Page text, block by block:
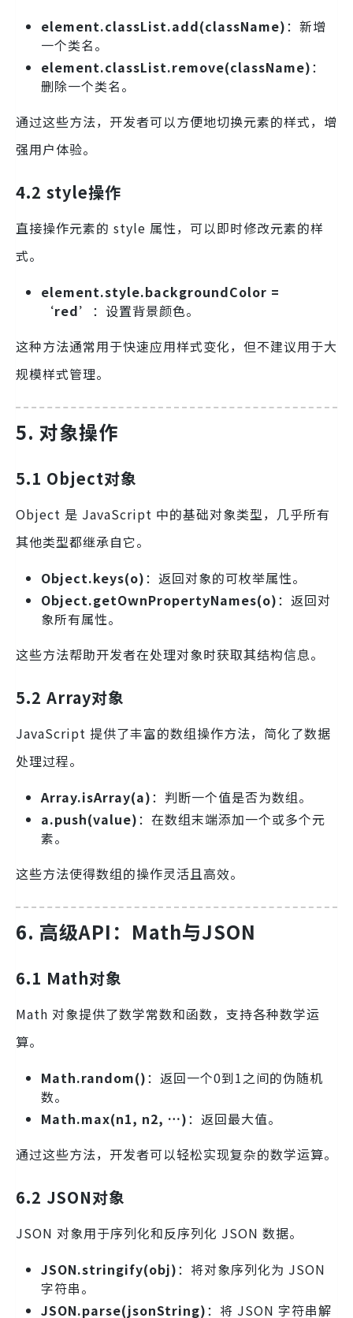
element.classList.add(className)：新增
一个类名。
element.classList.remove(className)：
删除一个类名。
通过这些方法，开发者可以方便地切换元素的样式，增
强用户体验。
4.2 style操作
直接操作元素的 style 属性，可以即时修改元素的样
式。
element.style.backgroundColor =
‘red’ ：设置背景颜色。
这种方法通常用于快速应用样式变化，但不建议用于大
规模样式管理。
5. 对象操作
5.1 Object对象
Object 是 JavaScript 中的基础对象类型，几乎所有
其他类型都继承自它。
Object.keys(o)：返回对象的可枚举属性。
Object.getOwnPropertyNames(o)：返回对
象所有属性。
这些方法帮助开发者在处理对象时获取其结构信息。
5.2 Array对象
JavaScript 提供了丰富的数组操作方法，简化了数据
处理过程。
Array.isArray(a)：判断一个值是否为数组。
a.push(value)：在数组末端添加一个或多个元
素。
这些方法使得数组的操作灵活且高效。
6. 高级API：Math与JSON
6.1 Math对象
Math 对象提供了数学常数和函数，支持各种数学运
算。
Math.random()：返回一个0到1之间的伪随机
数。
Math.max(n1, n2, …)：返回最大值。
通过这些方法，开发者可以轻松实现复杂的数学运算。
6.2 JSON对象
JSON 对象用于序列化和反序列化 JSON 数据。
JSON.stringify(obj)：将对象序列化为 JSON
字符串。
JSON.parse(jsonString)：将 JSON 字符串解